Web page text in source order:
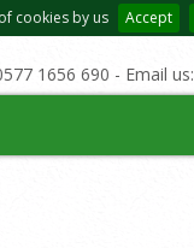
cookies by us Accept
1656 690 - Email us: